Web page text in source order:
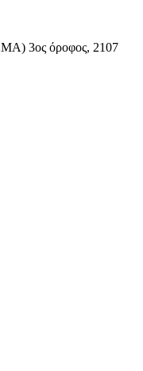
3ος όροφος, 2107